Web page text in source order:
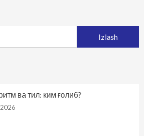
ва тил: ким ғолиб?